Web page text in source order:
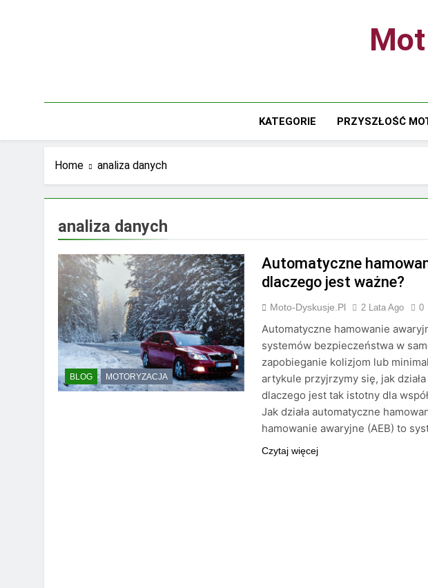
KATEGORIE PRZYSZŁOŚĆ
Home analiza danych
analiza danych
BLOG MOTORYZACJA
Automatyczne
dlaczego jest ważne?
Moto-Dyskusje.pl 2 Lata Ago 0
Automatyczne hamowanie
systemów bezpieczeństwa w
zapobieganie kolizjom lub
artykule przyjrzymy się, jak
dlaczego jest tak istotny dla
Jak działa automatyczne
hamowanie awaryjne (AEB) to
Czytaj więcej